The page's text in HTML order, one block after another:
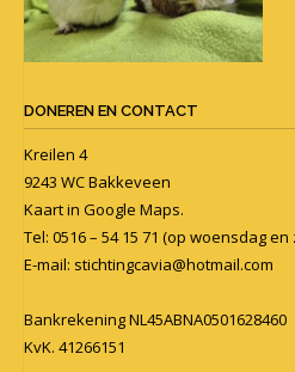
DONEREN EN CONTACT
Kreilen 4
9243 WC Bakkeveen
Kaart in Google Maps.
Tel: 0516 – 54 15 71 (op woensdag
E-mail: stichtingcavia@hotmail.com
Bankrekening NL45ABNA0501628460
KvK. 41266151